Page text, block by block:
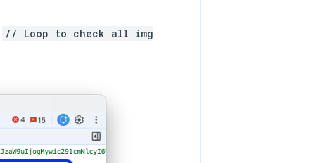
// Loop to check all img